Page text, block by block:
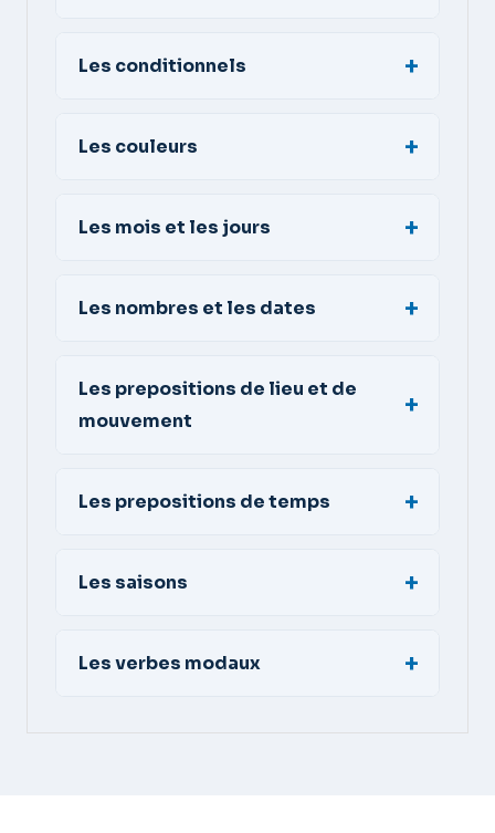
Les conditionnels
Les couleurs
Les mois et les jours
Les nombres et les dates
Les prepositions de lieu et de
mouvement
Les prepositions de temps
Les saisons
Les verbes modaux